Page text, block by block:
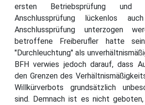
ersten Betriebsprüfung und
Anschlussprüfung lückenlos
Anschlussprüfung unterzogen
betroffene Freiberufler hatte
"Durchleuchtung" als
BFH verwies jedoch darauf, dass
den Grenzen des
Willkürverbots grundsätzlich
sind. Demnach ist es nicht geboten,